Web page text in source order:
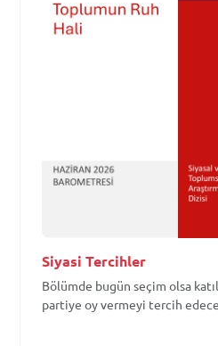
Siyasi Tercihler
Bölümde bugün seçim olsa
partiye oy vermeyi tercih